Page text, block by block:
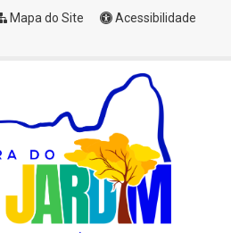
Mapa do Site
Acessibilidade